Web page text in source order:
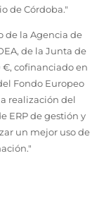
de Córdoba."
de la Agencia de
de la Junta de
cofinanciado en
Fondo Europeo
realización del
ERP de gestión y
un mejor uso de